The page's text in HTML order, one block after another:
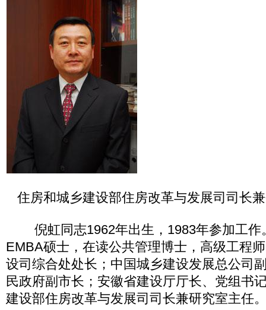
住房和城乡建设部住房改革与发展司司长
倪虹同志1962年出生，1983年参加工作
EMBA硕士，在读公共管理博士，高级工程
设司综合处处长；中国城乡建设发展总公司
民政府副市长；安徽省建设厅厅长、党组书
建设部住房改革与发展司司长兼研究室主任